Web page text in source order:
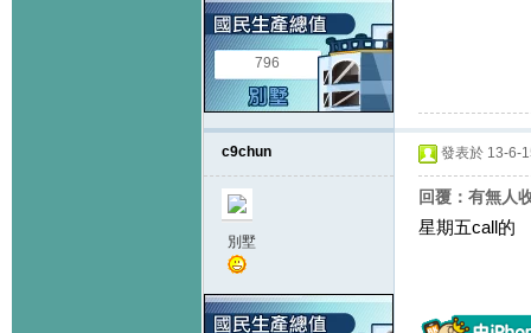
796
c9chun
別墅
發表於 13-6-
回覆：有無人
星期五call的